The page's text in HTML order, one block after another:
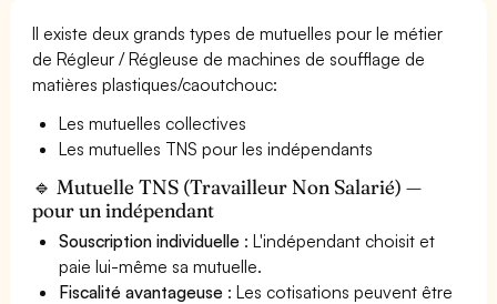
Il existe deux grands types de mutuelles pour le métier
de Régleur / Régleuse de machines de soufflage de
matières plastiques/caoutchouc:
Les mutuelles collectives
Les mutuelles TNS pour les indépendants
🔹 Mutuelle TNS (Travailleur Non Salarié) —
pour un indépendant
Souscription individuelle : L'indépendant choisit et
paie lui-même sa mutuelle.
Fiscalité avantageuse : Les cotisations peuvent être